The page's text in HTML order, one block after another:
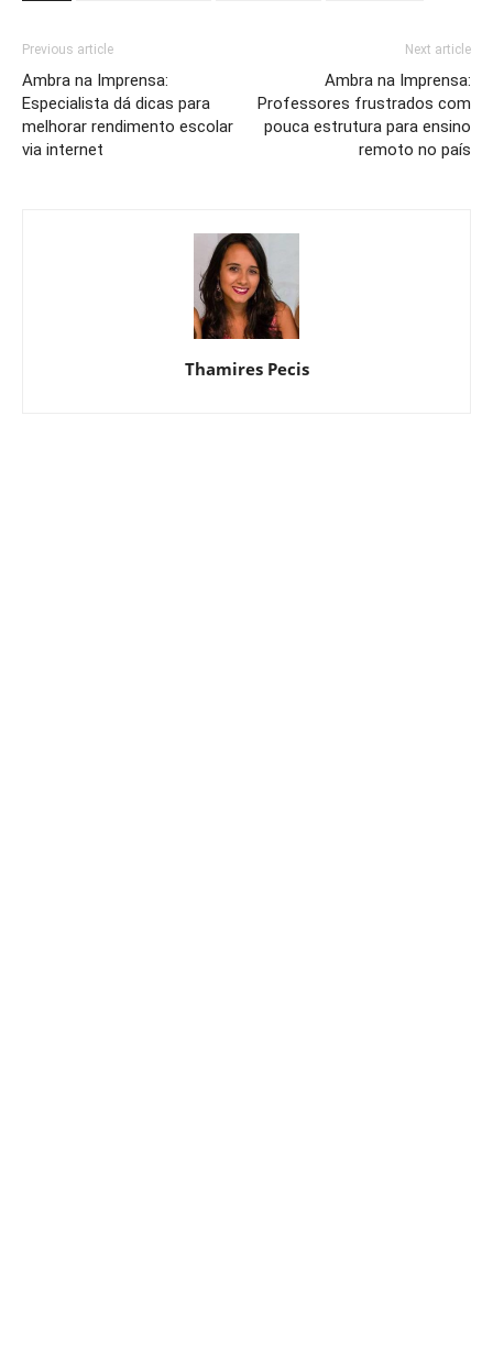
Previous article
Ambra na Imprensa:
Especialista dá dicas para
melhorar rendimento escolar
via internet
Next article
Ambra na Imprensa:
Professores frustrados com
pouca estrutura para ensino
remoto no país
Thamires Pecis